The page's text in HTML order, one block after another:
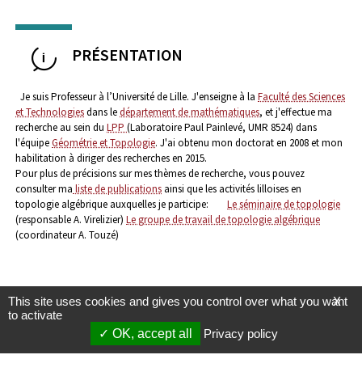
PRÉSENTATION
Je suis Professeur à l’Université de Lille. J'enseigne à la Faculté des Sciences
et Technologiesdans ledépartement de mathématiques, et j'effectue ma
recherche au sein du LPP (Laboratoire Paul Painlevé, UMR 8524) dans
l'équipeGéométrie et Topologie. J'ai obtenu mon doctorat en 2008 et mon
habilitation à diriger des recherches en 2015.
Pour plus de précisions sur mes thèmes de recherche, vous pouvez
consulter ma liste de publications ainsi que les activités lilloises en
topologie algébrique auxquelles je participe:
Le séminaire de topologie
(responsable A. Virelizier) Le groupe de travail de topologie algébrique
(coordinateur A. Touzé)
X
This site uses cookies and gives you control over what you want
to activate
OK, accept all
Privacy policy